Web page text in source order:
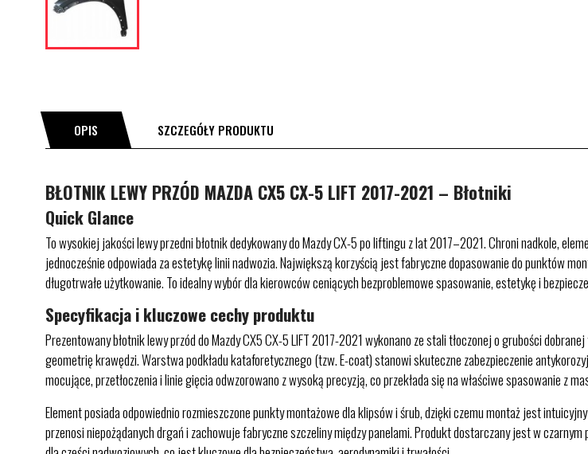
OPIS SZCZEGÓŁY PRODUKTU
BŁOTNIK LEWY PRZÓD MAZDA CX5 CX-5 LIFT 2017-2021 – Błotniki
Quick Glance
To wysokiej jakości lewy przedni błotnik dedykowany do Mazdy CX-5 po liftingu z lat 2017–2021. Chroni nadkole,
jednocześnie odpowiada za estetykę linii nadwozia. Największą korzyścią jest fabryczne dopasowanie do punktów
długotrwałe użytkowanie. To idealny wybór dla kierowców ceniących bezproblemowe spasowanie, estetykę i
Specyfikacja i kluczowe cechy produktu
Prezentowany błotnik lewy przód do Mazdy CX5 CX-5 LIFT 2017-2021 wykonano ze stali tłoczonej o grubości
geometrię krawędzi. Warstwa podkładu kataforetycznego (tzw. E-coat) stanowi skuteczne zabezpieczenie
mocujące, przetłoczenia i linie gięcia odwzorowano z wysoką precyzją, co przekłada się na właściwe spasowanie z
Element posiada odpowiednio rozmieszczone punkty montażowe dla klipsów i śrub, dzięki czemu montaż jest
przenosi niepożądanych drgań i zachowuje fabryczne szczeliny między panelami. Produkt dostarczany jest w